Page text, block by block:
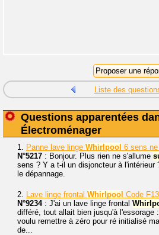
Liste des
Questions apparentées
Électroménager
1. Panne lave linge Whirlpool 6 sens
N°5217 : Bonjour. Plus rien ne s'allume
sens ? Y a t-il un disjoncteur à l'intérieur
le dépannage.
2. Lave linge frontal Whirlpool Code
N°9234: J'ai un lave linge frontal
différé, tout allait bien jusqu'à l'essorage
voulu remettre à zéro pour ré initialisé
de...